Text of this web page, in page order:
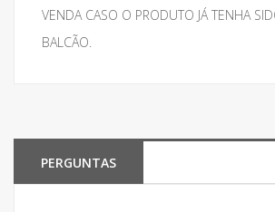
VENDA CASO O PRODUTO JÁ TENHA
BALCÃO.
PERGUNTAS